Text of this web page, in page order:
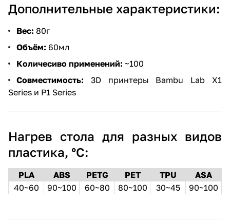
Дополнительные характеристики:
Вес: 80г
Объём: 60мл
Количесиво применений: ~100
Совместимость: 3D принтеры Bambu Lab X1
Series и P1 Series
Нагрев стола для разных видов
пластика, °C:
PLA ABS PETG PET TPU
ASA
40~60
90~100 60~80 80~100 30~45 90~100